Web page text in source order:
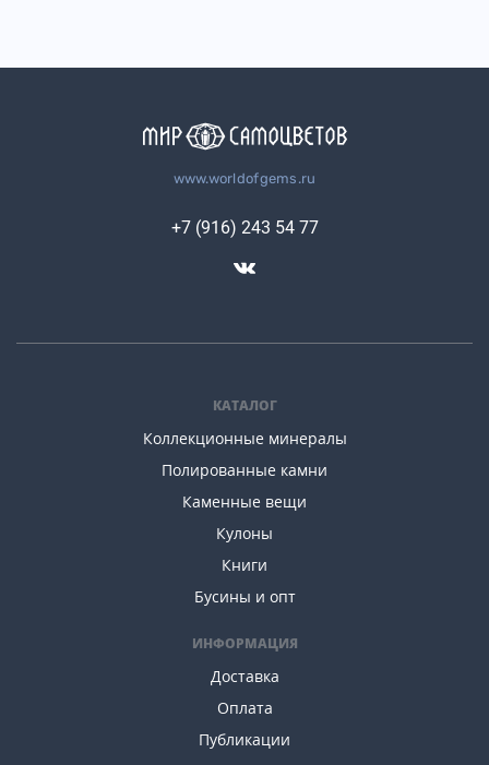
www.worldofgems.ru
КАТАЛОГ
Коллекционные минералы
Полированные камни
Каменные вещи
Кулоны
Книги
Бусины и опт
ИНФОРМАЦИЯ
Доставка
Оплата
Публикации
+7 (916) 243 54 77